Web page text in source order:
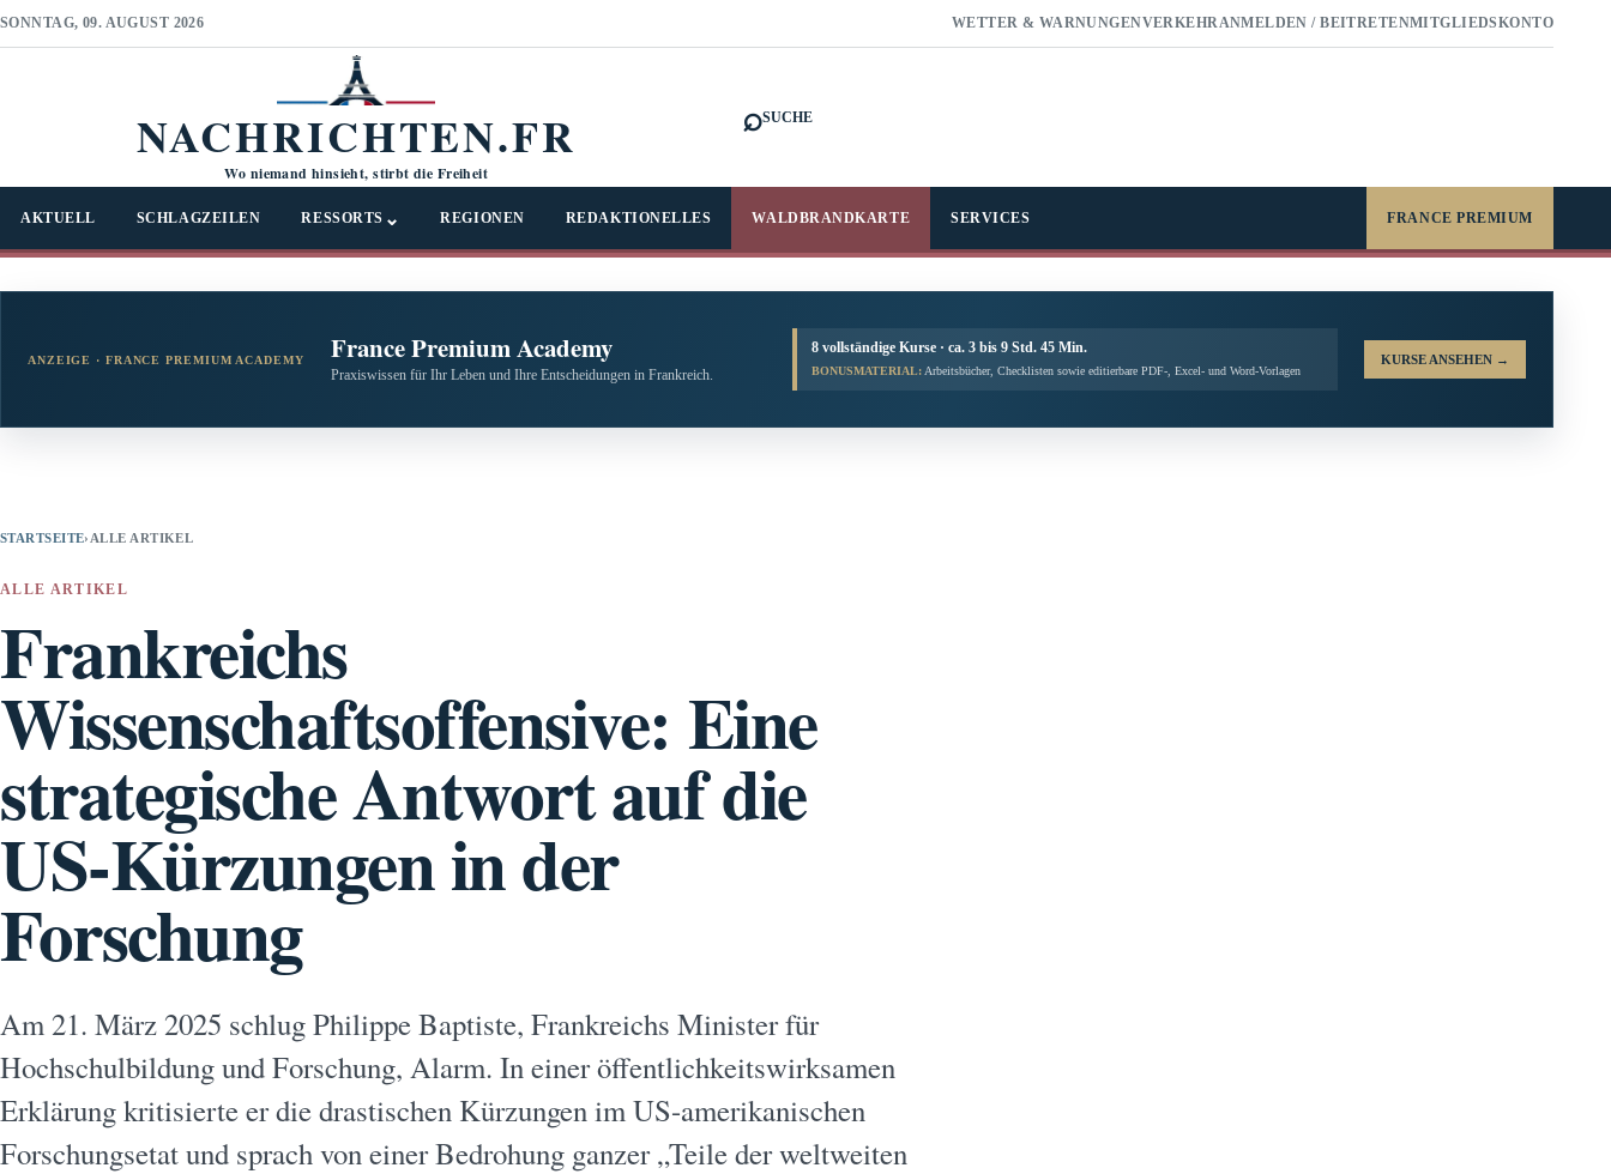
SONNTAG, 09. AUGUST 2026 WETTER & WARNUNGENVERKEHRANMELDEN / BEITRETENMITGLIEDSKONTO
NACHRICHTEN.FR
Wo niemand hinsieht, stirbt die Freiheit
⌕SUCHE
AKTUELL SCHLAGZEILEN RESSORTS ⌄ REGIONEN REDAKTIONELLES WALDBRANDKARTE SERVICES FRANCE PREMIUM
ANZEIGE · FRANCE PREMIUM ACADEMY France Premium Academy
Praxiswissen für Ihr Leben und Ihre Entscheidungen in Frankreich.
8 vollständige Kurse · ca. 3 bis 9 Std. 45 Min.
BONUSMATERIAL: Arbeitsbücher, Checklisten sowie editierbare PDF-, Excel- und Word-Vorlagen
KURSE ANSEHEN →
STARTSEITE› ALLE ARTIKEL
ALLE ARTIKEL
Frankreichs
Wissenschaftsoffensive: Eine
strategische Antwort auf die
US-Kürzungen in der
Forschung
Am 21. März 2025 schlug Philippe Baptiste, Frankreichs Minister für
Hochschulbildung und Forschung, Alarm. In einer öffentlichkeitswirksamen
Erklärung kritisierte er die drastischen Kürzungen im US-amerikanischen
Forschungsetat und sprach von einer Bedrohung ganzer „Teile der weltweiten